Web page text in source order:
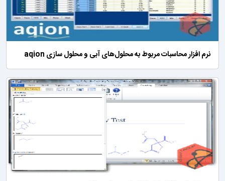
نرم افزار محاسبات مربوط به محلول‌های آبی و محلول سازی aqion